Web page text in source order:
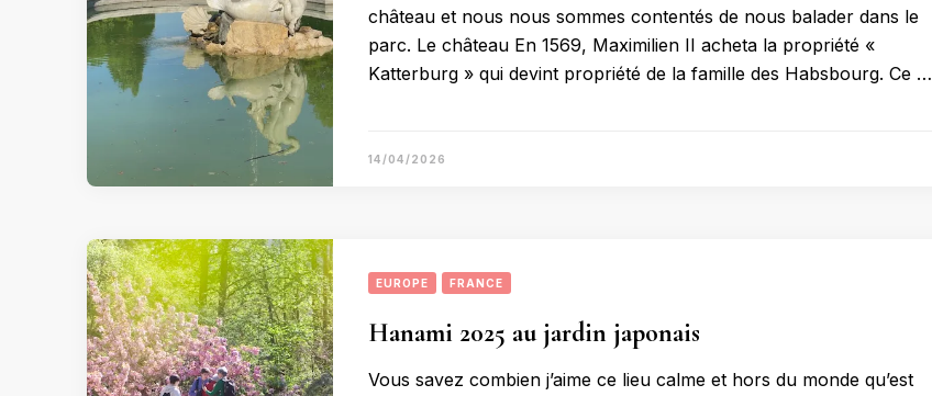
château et nous nous sommes contentés de nous balader dans le
parc. Le château En 1569, Maximilien II acheta la propriété «
Katterburg » qui devint propriété de la famille des Habsbourg. Ce …
14/04/2026
EUROPE FRANCE
Hanami 2025 au jardin japonais
Vous savez combien j’aime ce lieu calme et hors du monde qu’est